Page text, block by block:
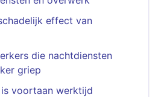
effect van
die nachtdiensten
griep
voortaan werktijd